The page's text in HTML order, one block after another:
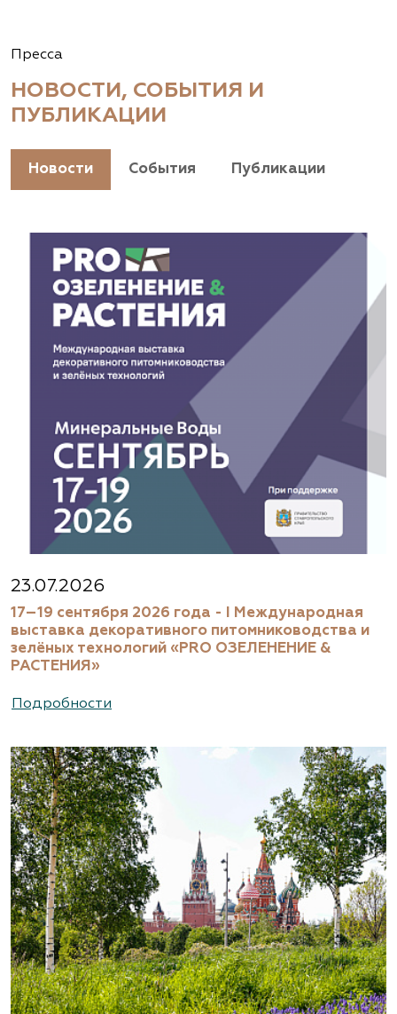
Пресса
НОВОСТИ, СОБЫТИЯ И
ПУБЛИКАЦИИ
Новости События Публикации
23.07.2026
17–19 сентября 2026 года - I Международная
выставка декоративного питомниководства и
зелёных технологий «PRO ОЗЕЛЕНЕНИЕ &
РАСТЕНИЯ»
Подробности